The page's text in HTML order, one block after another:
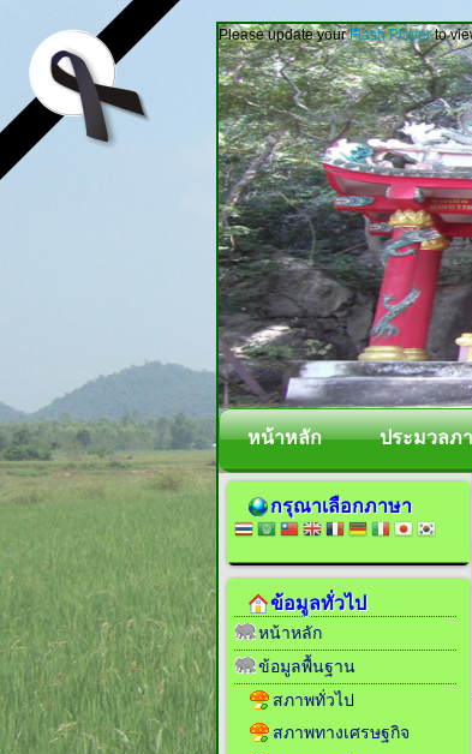
Please update yourFlash Playerto
หน้าหลัก ประมวลภ
กรุณาเลือกภาษา
ข้อมูลทั่วไป
หน้าหลัก
ข้อมูลพื้นฐาน
สภาพทั่วไป
สภาพทางเศรษฐกิจ